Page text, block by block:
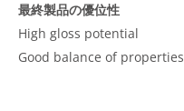
最終製品の優位性
High gloss potential
Good balance of properties